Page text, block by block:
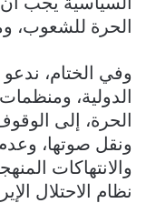
الحرة للشعوب،
وفي الختام،
الدولية،
الحرة، إلى
ونقل صوتها،
والانتهاكات
نظام الاحتلال